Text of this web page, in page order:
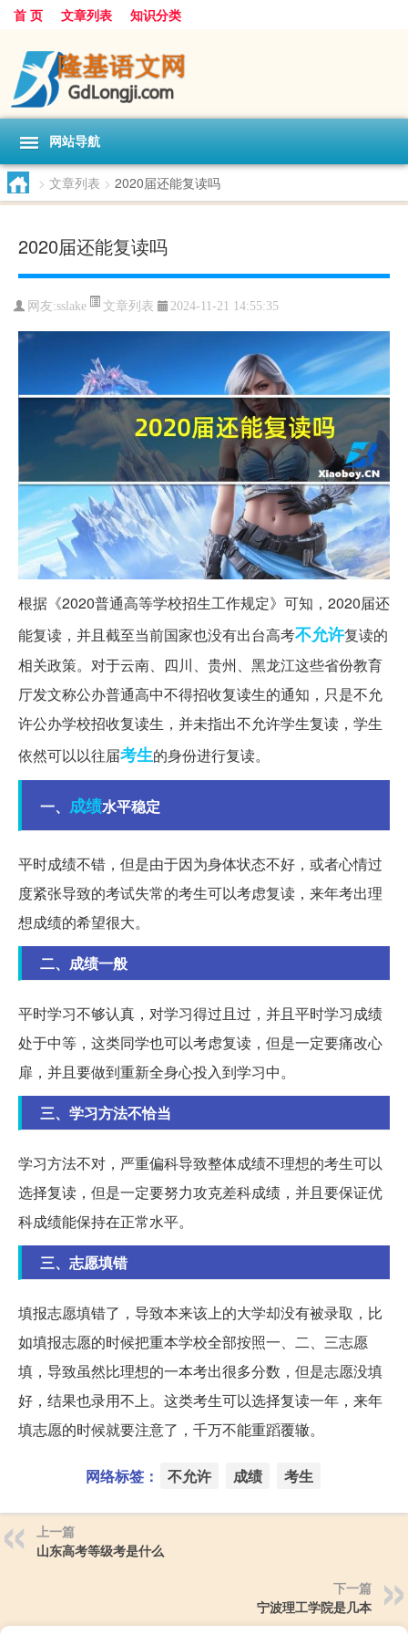
首 页 文章列表 知识分类
网站导航
> 文章列表 > 2020届还能复读吗
2020届还能复读吗
网友:sslake 文章列表 2024-11-21 14:55:35
根据《2020普通高等学校招生工作规定》可知，2020届还
能复读，并且截至当前国家也没有出台高考不允许复读的
相关政策。对于云南、四川、贵州、黑龙江这些省份教育
厅发文称公办普通高中不得招收复读生的通知，只是不允
许公办学校招收复读生，并未指出不允许学生复读，学生
依然可以以往届考生的身份进行复读。
一、 成绩水平稳定
平时成绩不错，但是由于因为身体状态不好，或者心情过
度紧张导致的考试失常的考生可以考虑复读，来年考出理
想成绩的希望很大。
二、成绩一般
平时学习不够认真，对学习得过且过，并且平时学习成绩
处于中等，这类同学也可以考虑复读，但是一定要痛改心
扉，并且要做到重新全身心投入到学习中。
三、学习方法不恰当
学习方法不对，严重偏科导致整体成绩不理想的考生可以
选择复读，但是一定要努力攻克差科成绩，并且要保证优
科成绩能保持在正常水平。
三、志愿填错
填报志愿填错了，导致本来该上的大学却没有被录取，比
如填报志愿的时候把重本学校全部按照一、二、三志愿
填，导致虽然比理想的一本考出很多分数，但是志愿没填
好，结果也录用不上。这类考生可以选择复读一年，来年
填志愿的时候就要注意了，千万不能重蹈覆辙。
网络标签： 不允许 成绩 考生
上一篇
山东高考等级考是什么
下一篇
宁波理工学院是几本